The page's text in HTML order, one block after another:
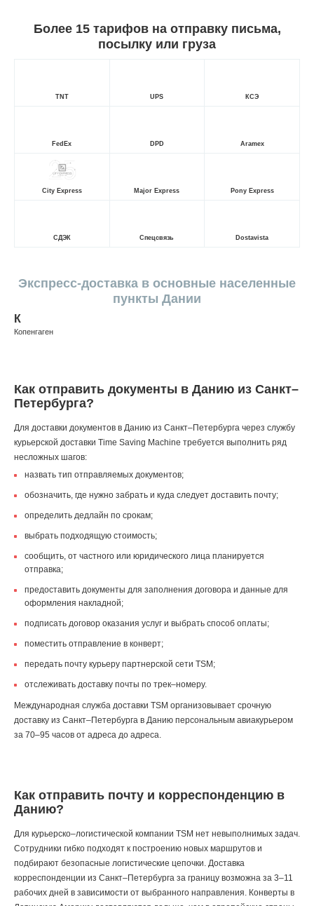
Более 15 тарифов на отправку письма,
посылку или груза
TNT UPS КСЭ
FedEx DPD Aramex
City Express Major Express Pony Express
СДЭК Спецсвязь Dostavista
Экспресс-доставка в основные населенные
пункты Дании
К
Копенгаген
Как отправить документы в Данию из Санкт–
Петербурга?
Для доставки документов в Данию из Санкт–Петербурга через службу
курьерской доставки Time Saving Machine требуется выполнить ряд
несложных шагов:
назвать тип отправляемых документов;
обозначить, где нужно забрать и куда следует доставить почту;
определить дедлайн по срокам;
выбрать подходящую стоимость;
сообщить, от частного или юридического лица планируется
отправка;
предоставить документы для заполнения договора и данные для
оформления накладной;
подписать договор оказания услуг и выбрать способ оплаты;
поместить отправление в конверт;
передать почту курьеру партнерской сети TSM;
отслеживать доставку почты по трек–номеру.
Международная служба доставки TSM организовывает срочную
доставку из Санкт–Петербурга в Данию персональным авиакурьером
за 70–95 часов от адреса до адреса.
Как отправить почту и корреспонденцию в
Данию?
Для курьерско–логистической компании TSM нет невыполнимых задач.
Сотрудники гибко подходят к построению новых маршрутов и
подбирают безопасные логистические цепочки. Доставка
корреспонденции из Санкт–Петербурга за границу возможна за 3–11
рабочих дней в зависимости от выбранного направления. Конверты в